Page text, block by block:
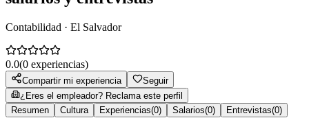
Contabilidad · El Salvador
0.0(0 experiencias)
Compartir mi experiencia
Seguir
¿Eres el empleador? Reclama este perfil
Resumen
Cultura Experiencias(0) Salarios(0) Entrevistas(0)